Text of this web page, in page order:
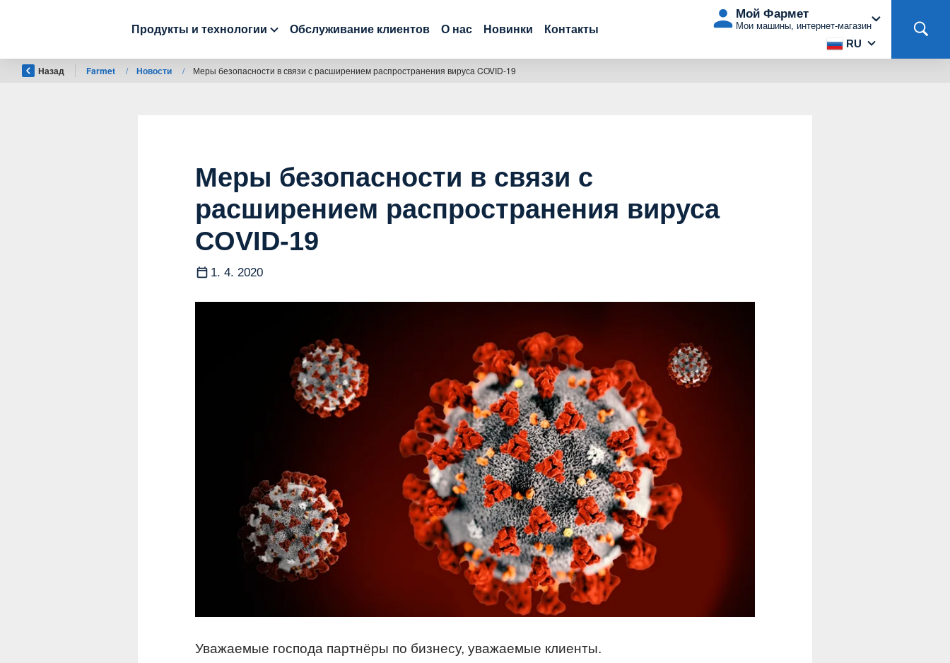
Продукты и технологии Обслуживание клиентов О нас Новинки
Контакты
RU
Мой Фармет
Мои машины, интернет-магазин
Назад Farmet / Новости / Меры безопасности в связи с расширением распространения вируса COVID-19
Меры безопасности в связи с
расширением распространения вируса
COVID-19
1. 4. 2020
Уважаемые господа партнёры по бизнесу, уважаемые клиенты.